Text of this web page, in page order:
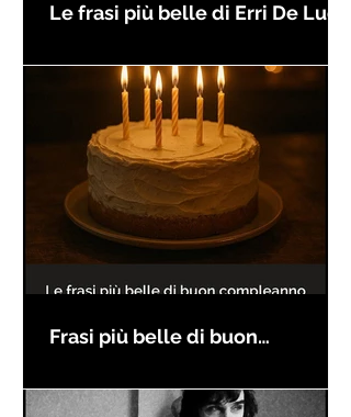
Le frasi più belle di Erri De Luca
Frasi più belle di buon